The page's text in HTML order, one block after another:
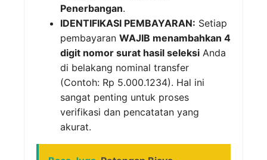
Penerbangan.
IDENTIFIKASI PEMBAYARAN: Setiap
pembayaran WAJIB menambahkan 4
digit nomor surat hasil seleksi Anda
di belakang nominal transfer
(Contoh: Rp 5.000.1234). Hal ini
sangat penting untuk proses
verifikasi dan pencatatan yang
akurat.